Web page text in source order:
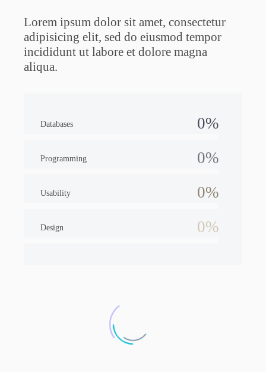
Lorem ipsum dolor sit amet, consectetur
adipisicing elit, sed do eiusmod tempor
incididunt ut labore et dolore magna
aliqua.
Databases 0%
Programming 0%
Usability 0%
Design 0%